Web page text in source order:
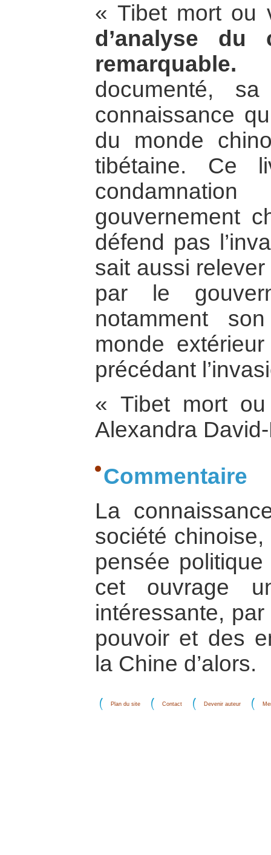
« Tibet mort
d’analyse du
remarquable.
documenté,
connaissance
du monde
tibétaine. Ce
gouvernement
défend pas
sait aussi
par le
notamment
monde
précédant
« Tibet mort
Alexandra
Commentaire
La
société
pensée
cet ouvrage
intéressante,
pouvoir et des
la Chine d’alors.
Plan du site Contact Devenir auteur